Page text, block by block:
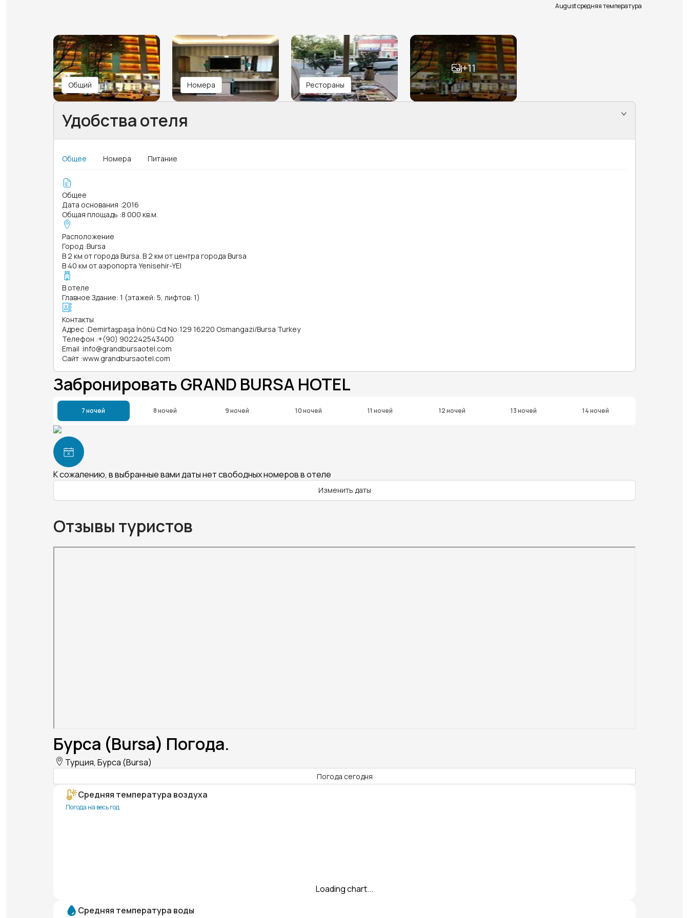
August средняя температура
Общий Номера Рестораны
+11
Удобства отеля
Общее Номера Питание
Общее
Дата основания :2016
Общая площадь :8 000 кв.м.
Расположение
Город :Bursa
В 2 км от города Bursa. В 2 км от центра города Bursa
В 40 км от аэропорта Yenisehir-YEI
В отеле
Главное Здание: 1 (этажей: 5, лифтов: 1)
Контакты
Адрес :Demirtaşpaşa İnönü Cd No:129 16220 Osmangazi/Bursa Turkey
Телефон :+(90) 902242543400
Email :info@grandbursaotel.com
Сайт :www.grandbursaotel.com
Забронировать GRAND BURSA HOTEL
7 ночей 8 ночей 9 ночей 10 ночей 11 ночей 12 ночей 13 ночей 14 ночей
К сожалению, в выбранные вами даты нет свободных номеров в отеле
Изменить даты
Отзывы туристов
Бурса (Bursa) Погода.
Турция, Бурса (Bursa)
Погода сегодня
Средняя температура воздуха
Погода на весь год
Loading chart...
Средняя температура воды